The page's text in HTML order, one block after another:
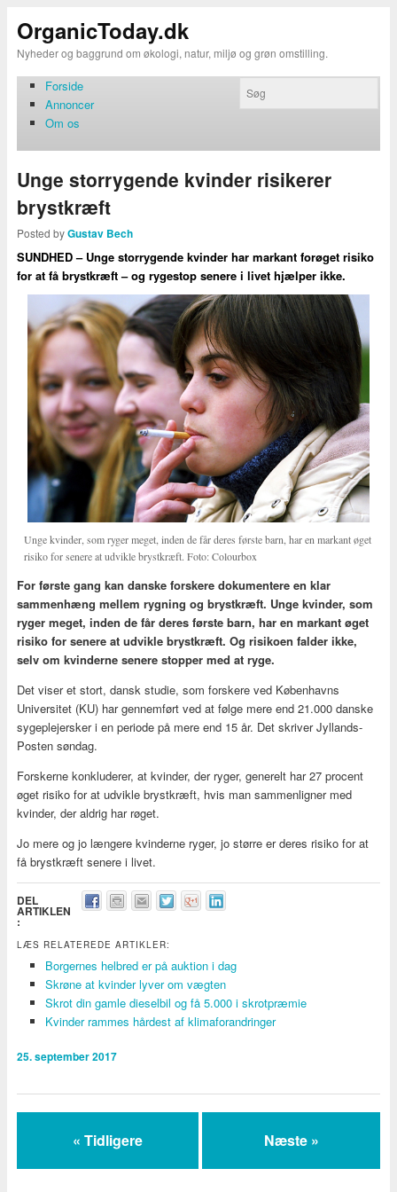
OrganicToday.dk
Nyheder og baggrund om økologi, natur, miljø og grøn omstilling.
Forside
Annoncer
Om os
Unge storrygende kvinder risikerer
brystkræft
Posted byGustav Bech
SUNDHED – Unge storrygende kvinder har markant forøget risiko
for at få brystkræft – og rygestop senere i livet hjælper ikke.
Unge kvinder, som ryger meget, inden de får deres første barn, har en markant øget
risiko for senere at udvikle brystkræft. Foto: Colourbox
For første gang kan danske forskere dokumentere en klar
sammenhæng mellem rygning og brystkræft. Unge kvinder, som
ryger meget, inden de får deres første barn, har en markant øget
risiko for senere at udvikle brystkræft. Og risikoen falder ikke,
selv om kvinderne senere stopper med at ryge.
Det viser et stort, dansk studie, som forskere ved Københavns
Universitet (KU) har gennemført ved at følge mere end 21.000 danske
sygeplejersker i en periode på mere end 15 år. Det skriver Jyllands-
Posten søndag.
Forskerne konkluderer, at kvinder, der ryger, generelt har 27 procent
øget risiko for at udvikle brystkræft, hvis man sammenligner med
kvinder, der aldrig har røget.
Jo mere og jo længere kvinderne ryger, jo større er deres risiko for at
få brystkræft senere i livet.
DEL
ARTIKLEN
:
LÆS RELATEREDE ARTIKLER:
Borgernes helbred er på auktion i dag
Skrøne at kvinder lyver om vægten
Skrot din gamle dieselbil og få 5.000 i skrotpræmie
Kvinder rammes hårdest af klimaforandringer
25. september 2017
« Tidligere Næste »